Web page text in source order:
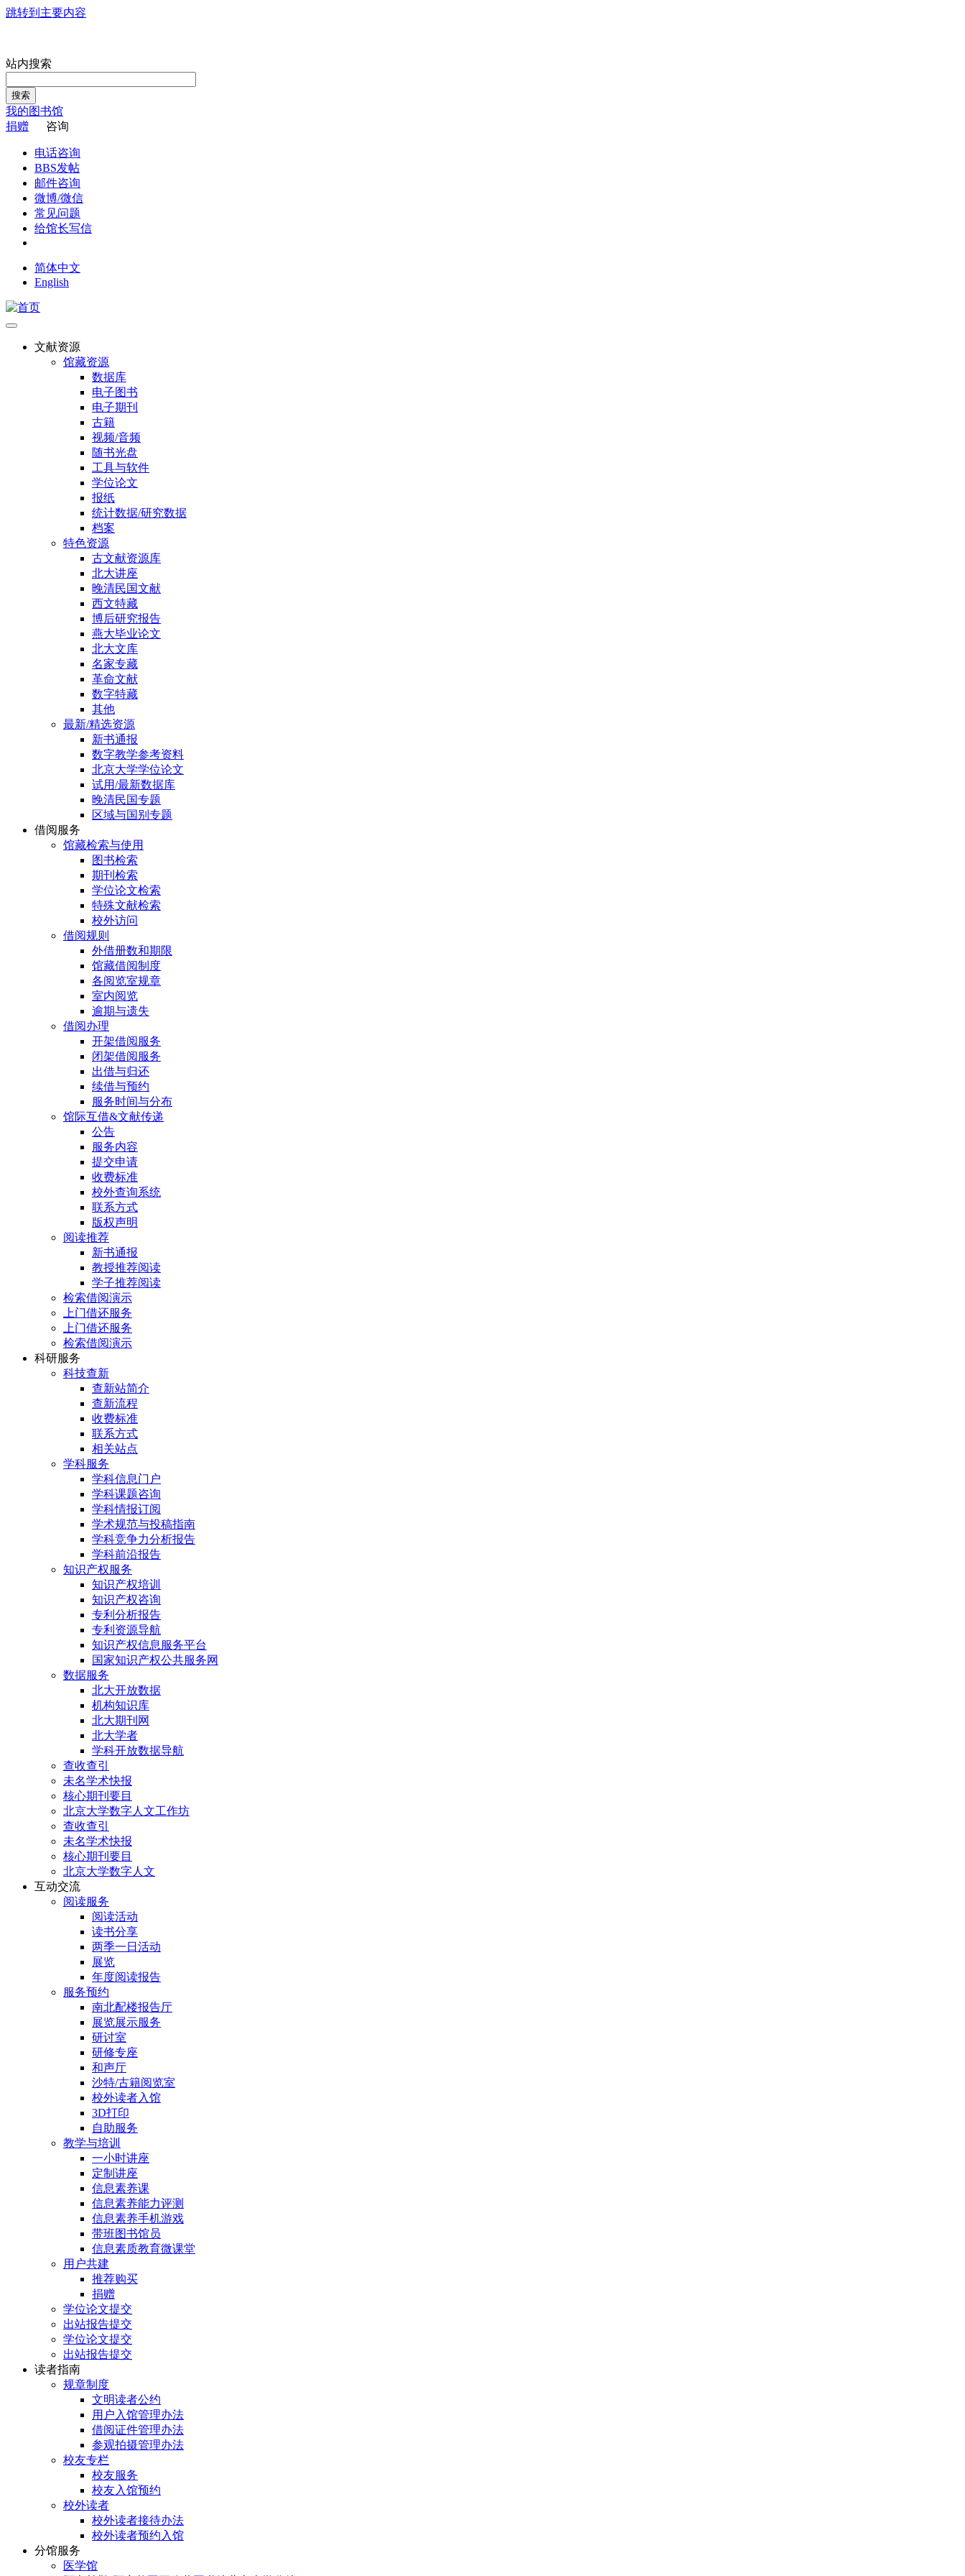
跳转到主要内容
站内搜索
搜索
我的图书馆
捐赠
咨询
电话咨询
BBS发帖
邮件咨询
微博/微信
常见问题
给馆长写信
简体中文
English
文献资源
馆藏资源
数据库
电子图书
电子期刊
古籍
视频/音频
随书光盘
工具与软件
学位论文
报纸
统计数据/研究数据
档案
特色资源
古文献资源库
北大讲座
晚清民国文献
西文特藏
博后研究报告
燕大毕业论文
北大文库
名家专藏
革命文献
数字特藏
其他
最新/精选资源
新书通报
数字教学参考资料
北京大学学位论文
试用/最新数据库
晚清民国专题
区域与国别专题
借阅服务
馆藏检索与使用
图书检索
期刊检索
学位论文检索
特殊文献检索
校外访问
借阅规则
外借册数和期限
馆藏借阅制度
各阅览室规章
室内阅览
逾期与遗失
借阅办理
开架借阅服务
闭架借阅服务
出借与归还
续借与预约
服务时间与分布
馆际互借&文献传递
公告
服务内容
提交申请
收费标准
校外查询系统
联系方式
版权声明
阅读推荐
新书通报
教授推荐阅读
学子推荐阅读
检索借阅演示
上门借还服务
上门借还服务
检索借阅演示
科研服务
科技查新
查新站简介
查新流程
收费标准
联系方式
相关站点
学科服务
学科信息门户
学科课题咨询
学科情报订阅
学术规范与投稿指南
学科竞争力分析报告
学科前沿报告
知识产权服务
知识产权培训
知识产权咨询
专利分析报告
专利资源导航
知识产权信息服务平台
国家知识产权公共服务网
数据服务
北大开放数据
机构知识库
北大期刊网
北大学者
学科开放数据导航
查收查引
未名学术快报
核心期刊要目
北京大学数字人文工作坊
查收查引
未名学术快报
核心期刊要目
北京大学数字人文
互动交流
阅读服务
阅读活动
读书分享
两季一日活动
展览
年度阅读报告
服务预约
南北配楼报告厅
展览展示服务
研讨室
研修专座
和声厅
沙特/古籍阅览室
校外读者入馆
3D打印
自助服务
教学与培训
一小时讲座
定制讲座
信息素养课
信息素养能力评测
信息素养手机游戏
带班图书馆员
信息素质教育微课堂
用户共建
推荐购买
捐赠
学位论文提交
出站报告提交
学位论文提交
出站报告提交
读者指南
规章制度
文明读者公约
用户入馆管理办法
借阅证件管理办法
参观拍摄管理办法
校友专栏
校友服务
校友入馆预约
校外读者
校外读者接待办法
校外读者预约入馆
分馆服务
医学馆